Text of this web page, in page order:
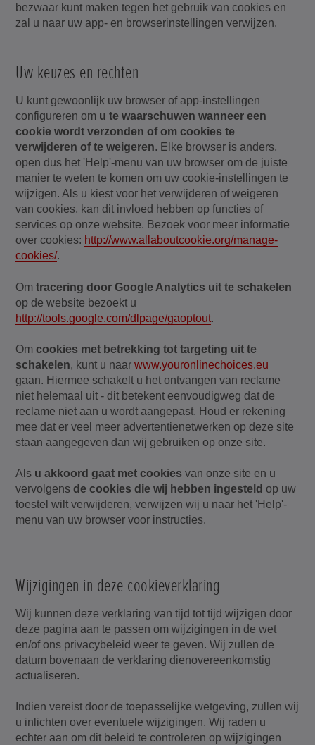
bezwaar kunt maken tegen het gebruik van cookies en
zal u naar uw app- en browserinstellingen verwijzen.
Uw keuzes en rechten
U kunt gewoonlijk uw browser of app-instellingen
configureren om u te waarschuwen wanneer een
cookie wordt verzonden of om cookies te
verwijderen of te weigeren. Elke browser is anders,
open dus het 'Help'-menu van uw browser om de juiste
manier te weten te komen om uw cookie-instellingen te
wijzigen. Als u kiest voor het verwijderen of weigeren
van cookies, kan dit invloed hebben op functies of
services op onze website. Bezoek voor meer informatie
over cookies: http://www.allaboutcookie.org/manage-
cookies/.
Omtracering door Google Analytics uit te schakelen
op de website bezoekt u
http://tools.google.com/dlpage/gaoptout.
Omcookies met betrekking tot targeting uit te
schakelen, kunt u naarwww.youronlinechoices.eu
gaan. Hiermee schakelt u het ontvangen van reclame
niet helemaal uit - dit betekent eenvoudigweg dat de
reclame niet aan u wordt aangepast. Houd er rekening
mee dat er veel meer advertentienetwerken op deze site
staan aangegeven dan wij gebruiken op onze site.
Als u akkoord gaat met cookies van onze site en u
vervolgensde cookies die wij hebben ingesteld op uw
toestel wilt verwijderen, verwijzen wij u naar het 'Help'-
menu van uw browser voor instructies.
Wijzigingen in deze cookieverklaring
Wij kunnen deze verklaring van tijd tot tijd wijzigen door
deze pagina aan te passen om wijzigingen in de wet
en/of ons privacybeleid weer te geven. Wij zullen de
datum bovenaan de verklaring dienovereenkomstig
actualiseren.
Indien vereist door de toepasselijke wetgeving, zullen wij
u inlichten over eventuele wijzigingen. Wij raden u
echter aan om dit beleid te controleren op wijzigingen